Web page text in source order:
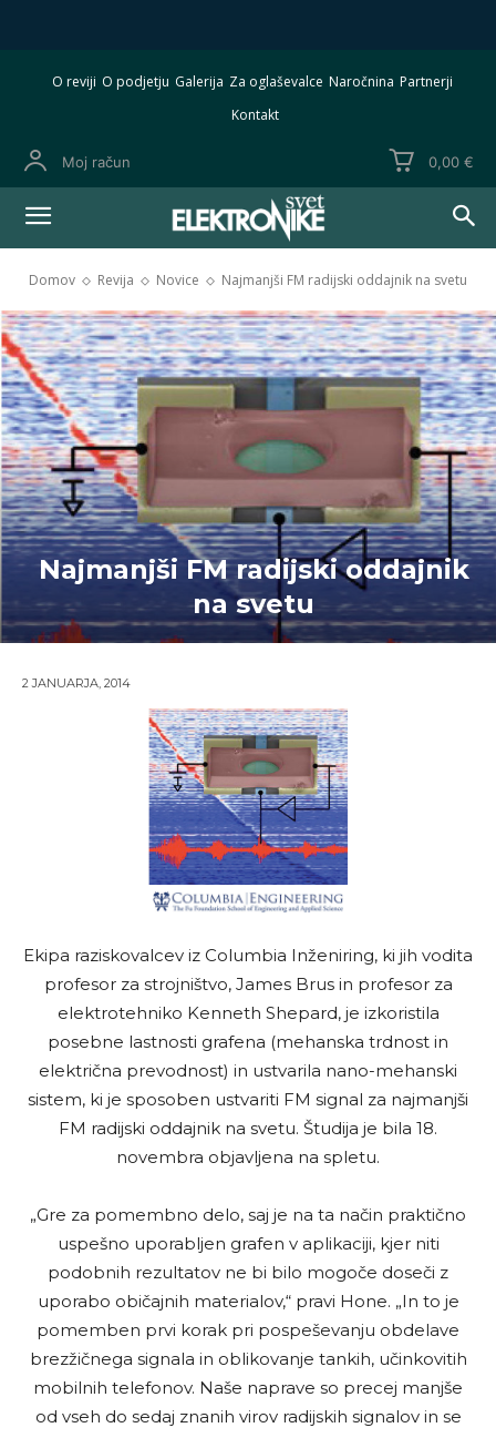
O reviji O podjetju Galerija Za oglaševalce Naročnina Partnerji
Kontakt
Moj račun 0,00 €
Domov Revija Novice Najmanjši FM radijski oddajnik na svetu
Najmanjši FM radijski oddajnik
na svetu
2 JANUARJA, 2014
Ekipa raziskovalcev iz Columbia Inženiring, ki jih vodita
profesor za strojništvo, James Brus in profesor za
elektrotehniko Kenneth Shepard, je izkoristila
posebne lastnosti grafena (mehanska trdnost in
električna prevodnost) in ustvarila nano-mehanski
sistem, ki je sposoben ustvariti FM signal za najmanjši
FM radijski oddajnik na svetu. Študija je bila 18.
novembra objavljena na spletu.
„Gre za pomembno delo, saj je na ta način praktično
uspešno uporabljen grafen v aplikaciji, kjer niti
podobnih rezultatov ne bi bilo mogoče doseči z
uporabo običajnih materialov,“ pravi Hone. „In to je
pomemben prvi korak pri pospeševanju obdelave
brezžičnega signala in oblikovanje tankih, učinkovitih
mobilnih telefonov. Naše naprave so precej manjše
od vseh do sedaj znanih virov radijskih signalov in se